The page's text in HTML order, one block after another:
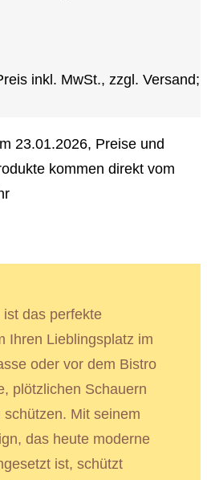
inkl. MwSt., zzgl. Versand;
23.01.2026, Preise und
kommen direkt vom
das perfekte
Ihren Lieblingsplatz im
oder vor dem Bistro
plötzlichen Schauern
Mit seinem
das heute moderne
ist, schützt